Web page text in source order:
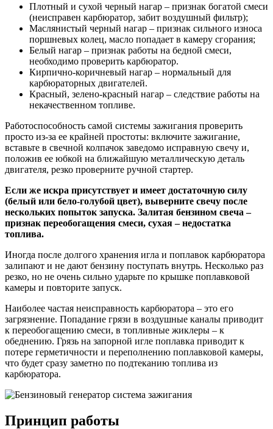
Плотный и сухой черный нагар – признак богатой смеси
(неисправен карбюратор, забит воздушный фильтр);
Маслянистый черный нагар – признак сильного износа
поршневых колец, масло попадает в камеру сгорания;
Белый нагар – признак работы на бедной смеси,
необходимо проверить карбюратор.
Кирпично-коричневый нагар – нормальный для
карбюраторных двигателей.
Красный, зелено-красный нагар – следствие работы на
некачественном топливе.
Работоспособность самой системы зажигания проверить
просто из-за ее крайней простоты: включите зажигание,
вставьте в свечной колпачок заведомо исправную свечу и,
положив ее юбкой на ближайшую металлическую деталь
двигателя, резко проверните ручной стартер.
Если же искра присутствует и имеет достаточную силу
(белый или бело-голубой цвет), выверните свечу после
нескольких попыток запуска. Залитая бензином свеча –
признак переобогащения смеси, сухая – недостатка
топлива.
Иногда после долгого хранения игла и поплавок карбюратора
залипают и не дают бензину поступать внутрь. Несколько раз
резко, но не очень сильно ударьте по крышке поплавковой
камеры и повторите запуск.
Наиболее частая неисправность карбюратора – это его
загрязнение. Попадание грязи в воздушные каналы приводит
к переобогащению смеси, в топливные жиклеры – к
обеднению. Грязь на запорной игле поплавка приводит к
потере герметичности и переполнению поплавковой камеры,
что будет сразу заметно по подтеканию топлива из
карбюратора.
Принцип работы